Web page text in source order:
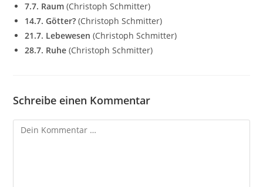
7.7. Raum(Christoph Schmitter)
14.7. Götter?(Christoph Schmitter)
21.7. Lebewesen(Christoph Schmitter)
28.7. Ruhe (Christoph Schmitter)
Schreibe einen Kommentar